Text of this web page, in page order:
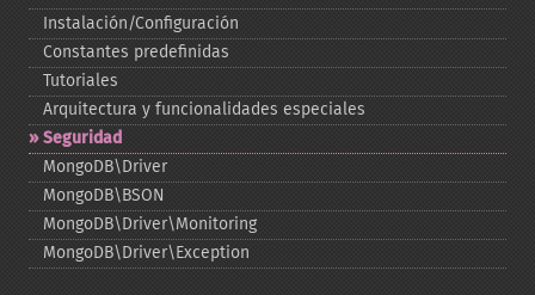
Instalación/Configuración
Constantes predefinidas
Tutoriales
Arquitectura y funcionalidades especiales
Seguridad
MongoDB\Driver
MongoDB\BSON
MongoDB\Driver\Monitoring
MongoDB\Driver\Exception